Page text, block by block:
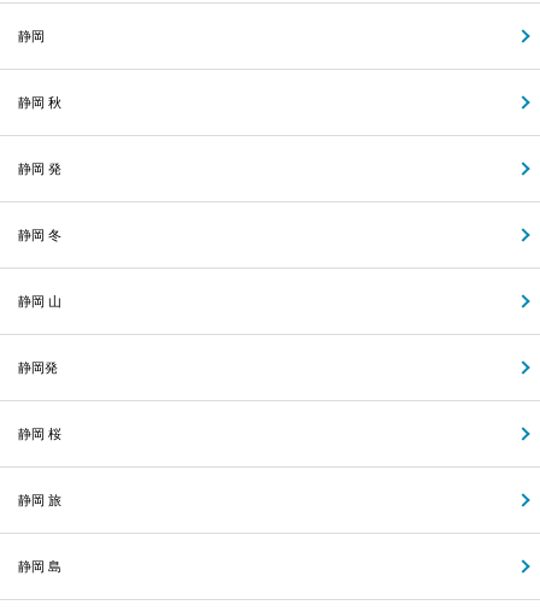
静岡
静岡 秋
静岡 発
静岡 冬
静岡 山
静岡発
静岡 桜
静岡 旅
静岡 島